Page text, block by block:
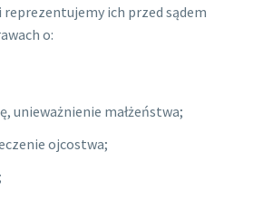
reprezentujemy ich przed sądem
o:
unieważnienie małżeństwa;
ojcostwa;